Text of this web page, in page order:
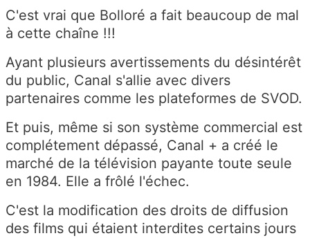
C'est vrai que Bolloré a fait beaucoup de mal
à cette chaîne !!!
Ayant plusieurs avertissements du désintérêt
du public, Canal s'allie avec divers
partenaires comme les plateformes de SVOD.
Et puis, même si son système commercial est
complétement dépassé, Canal + a créé le
marché de la télévision payante toute seule
en 1984. Elle a frôlé l'échec.
C'est la modification des droits de diffusion
des films qui étaient interdites certains jours